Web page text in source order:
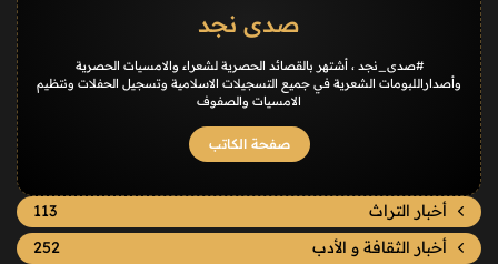
صدى نجد
#صدى_نجد ، أشتهر بالقصائد الحصرية لشعراء والامسيات الحصرية
وأصداراللبومات الشعرية في جميع التسجيلات الاسلامية وتسجيل الحفلات ونتظيم
الامسيات والصفوف
صفحة الكاتب
أخبار التراث
113
أخبار الثقافة و الأدب
252